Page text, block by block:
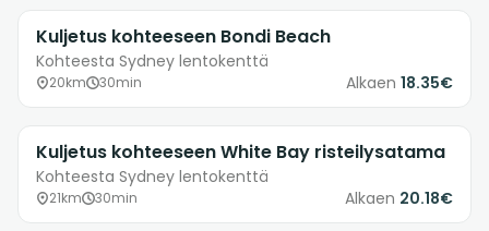
Kuljetus kohteeseen Bondi Beach
Kohteesta Sydney lentokenttä
20km 30min Alkaen 18.35€
Kuljetus kohteeseen White Bay risteilysatama
Kohteesta Sydney lentokenttä
21km 30min Alkaen 20.18€